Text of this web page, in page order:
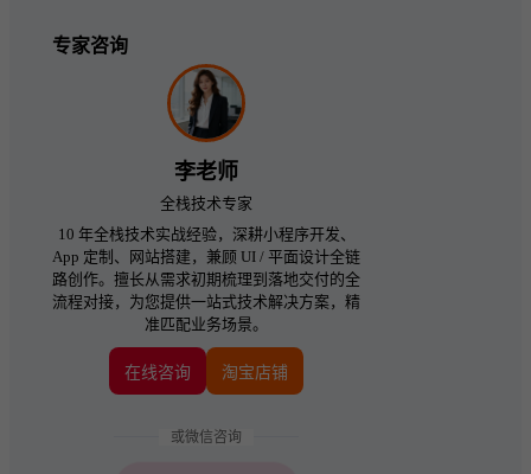
专家咨询
李老师
全栈技术专家
10 年全栈技术实战经验，深耕小程序开发、
App 定制、网站搭建，兼顾 UI / 平面设计全链
路创作。擅长从需求初期梳理到落地交付的全
流程对接，为您提供一站式技术解决方案，精
准匹配业务场景。
在线咨询 淘宝店铺
或微信咨询